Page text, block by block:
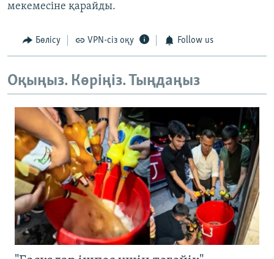
мекемесіне қарайды.
Бөлісу VPN-сіз оқу Follow us
Оқыңыз. Көріңіз. Тыңдаңыз